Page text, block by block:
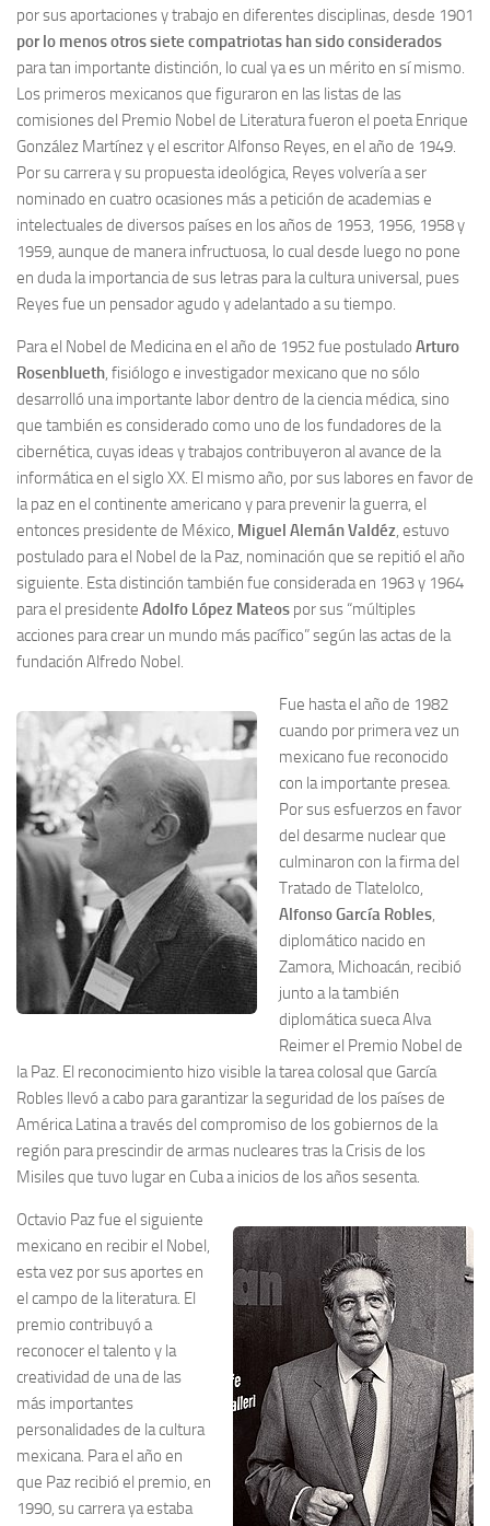
por sus aportaciones y trabajo en diferentes disciplinas, desde 1901
por lo menos otros siete compatriotas han sido considerados
para tan importante distinción, lo cual ya es un mérito en sí mismo.
Los primeros mexicanos que figuraron en las listas de las
comisiones del Premio Nobel de Literatura fueron el poeta Enrique
González Martínez y el escritor Alfonso Reyes, en el año de 1949.
Por su carrera y su propuesta ideológica, Reyes volvería a ser
nominado en cuatro ocasiones más a petición de academias e
intelectuales de diversos países en los años de 1953, 1956, 1958 y
1959, aunque de manera infructuosa, lo cual desde luego no pone
en duda la importancia de sus letras para la cultura universal, pues
Reyes fue un pensador agudo y adelantado a su tiempo.
Para el Nobel de Medicina en el año de 1952 fue postulado Arturo
Rosenblueth , fisiólogo e investigador mexicano que no sólo
desarrolló una importante labor dentro de la ciencia médica, sino
que también es considerado como uno de los fundadores de la
cibernética, cuyas ideas y trabajos contribuyeron al avance de la
informática en el siglo XX. El mismo año, por sus labores en favor de
la paz en el continente americano y para prevenir la guerra, el
entonces presidente de México, Miguel Alemán Valdéz , estuvo
postulado para el Nobel de la Paz, nominación que se repitió el año
siguiente. Esta distinción también fue considerada en 1963 y 1964
para el presidente Adolfo López Mateos por sus “múltiples
acciones para crear un mundo más pacífico” según las actas de la
fundación Alfredo Nobel.
Fue hasta el año de 1982
cuando por primera vez un
mexicano fue reconocido
con la importante presea.
Por sus esfuerzos en favor
del desarme nuclear que
culminaron con la firma del
Tratado de Tlatelolco,
Alfonso García Robles
diplomático nacido en
Zamora, Michoacán, recibió
junto a la también
diplomática sueca Alva
Reimer el Premio Nobel de
la Paz. El reconocimiento hizo visible la tarea colosal que García
Robles llevó a cabo para garantizar la seguridad de los países de
América Latina a través del compromiso de los gobiernos de la
región para prescindir de armas nucleares tras la Crisis de los
Misiles que tuvo lugar en Cuba a inicios de los años sesenta.
Octavio Paz fue el siguiente
mexicano en recibir el Nobel,
esta vez por sus aportes en
el campo de la literatura. El
premio contribuyó a
reconocer el talento y la
creatividad de una de las
más importantes
personalidades de la cultura
mexicana. Para el año en
que Paz recibió el premio, en
1990, su carrera ya estaba